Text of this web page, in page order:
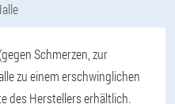
Schmerzen, zur
zu einem erschwinglichen
des Herstellers erhältlich.